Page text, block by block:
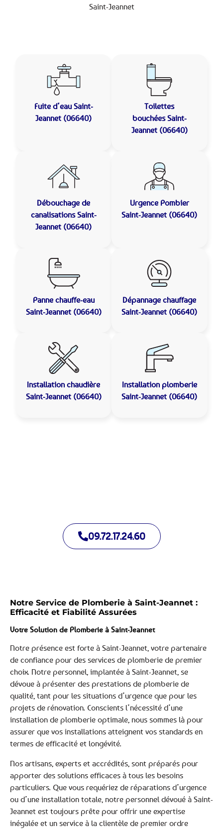
Saint-Jeannet
Fuite d’eau Saint-
Jeannet (06640)
Toilettes
bouchéesSaint-
Jeannet (06640)
Débouchage de
canalisationsSaint-
Jeannet (06640)
Urgence Pombier
Saint-Jeannet (06640)
Panne chauffe-eau
Saint-Jeannet (06640)
Dépannage chauffage
Saint-Jeannet (06640)
Installation chaudière
Saint-Jeannet (06640)
Installation plomberie
Saint-Jeannet (06640)
09.72.17.24.60
Notre Service de Plomberie à Saint-Jeannet :
Efficacité et Fiabilité Assurées
Votre Solution de Plomberie à Saint-Jeannet
Notre présence est forte à Saint-Jeannet, votre partenaire
de confiance pour des services de plomberie de premier
choix. Notre personnel, implantée à Saint-Jeannet, se
dévoue à présenter des prestations de plomberie de
qualité, tant pour les situations d’urgence que pour les
projets de rénovation. Conscients l’nécessité d’une
installation de plomberie optimale, nous sommes là pour
assurer que vos installations atteignent vos standards en
termes de efficacité et longévité.
Nos artisans, experts et accrédités, sont préparés pour
apporter des solutions efficaces à tous les besoins
particuliers. Que vous requériez de réparations d’urgence
ou d’une installation totale, notre personnel dévoué à Saint-
Jeannet est toujours prête pour offrir une expertise
inégalée et un service à la clientèle de premier ordre